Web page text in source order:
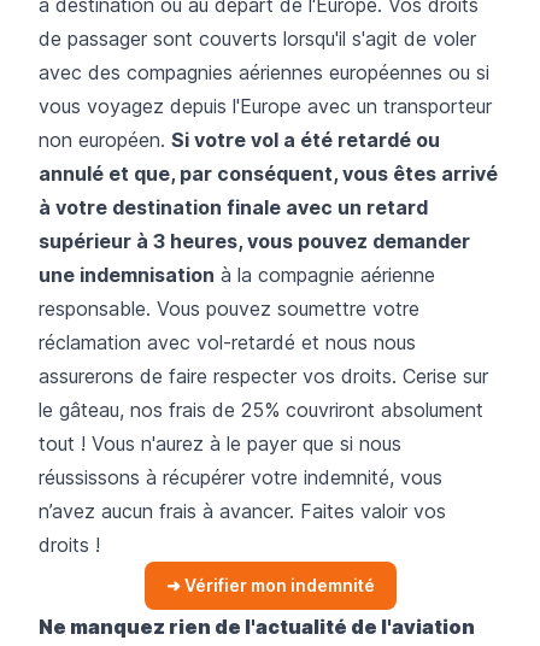
de passager sont couverts lorsqu'il s'agit de voler
avec des compagnies aériennes européennes ou si
vous voyagez depuis l'Europe avec un transporteur
non européen. Si votre vol a été retardé ou
annulé et que, par conséquent, vous êtes arrivé
à votre destination finale avec un retard
supérieur à 3 heures, vous pouvez demander
une indemnisation à la compagnie aérienne
responsable. Vous pouvez soumettre votre
réclamation avec vol-retardé et nous nous
assurerons de faire respecter vos droits. Cerise sur
le gâteau, nos frais de 25% couvriront absolument
tout ! Vous n'aurez à le payer que si nous
réussissons à récupérer votre indemnité, vous
n’avez aucun frais à avancer. Faites valoir vos
droits !
➜ Vérifier mon indemnité
Ne manquez rien de l'actualité de l'aviation